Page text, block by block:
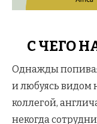
С ЧЕГО
Однажды
и любуясь видом
коллегой,
некогда